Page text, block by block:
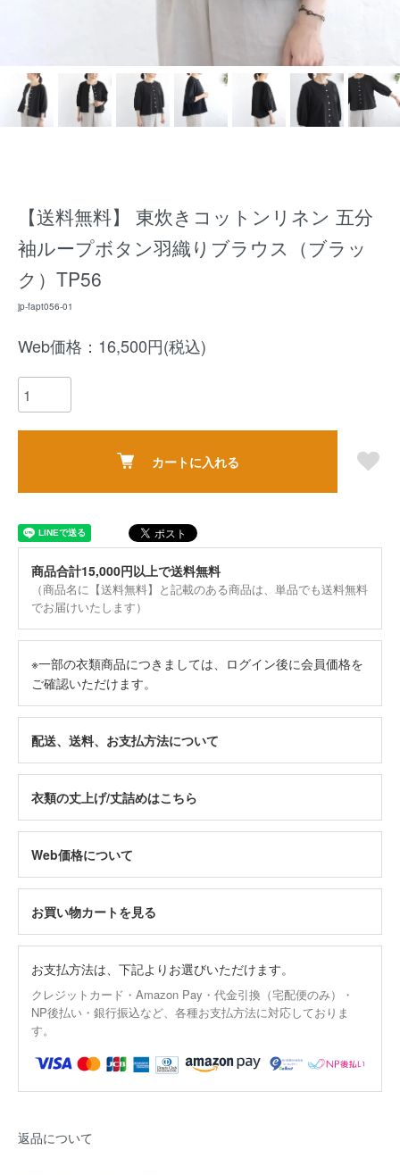
【送料無料】 東炊きコットンリネン 五分
袖ループボタン羽織りブラウス（ブラッ
ク）TP56
jp-fapt056-01
Web価格：16,500円(税込)
カートに入れる
商品合計15,000円以上で送料無料
（商品名に【送料無料】と記載のある商品は、単品でも送料無料
でお届けいたします）
※一部の衣類商品につきましては、ログイン後に会員価格を
ご確認いただけます。
配送、送料、お支払方法について
衣類の丈上げ/丈詰めはこちら
Web価格について
お買い物カートを見る
お支払方法は、下記よりお選びいただけます。
クレジットカード・Amazon Pay・代金引換（宅配便のみ）・
NP後払い・銀行振込など、各種お支払方法に対応しておりま
す。
返品について